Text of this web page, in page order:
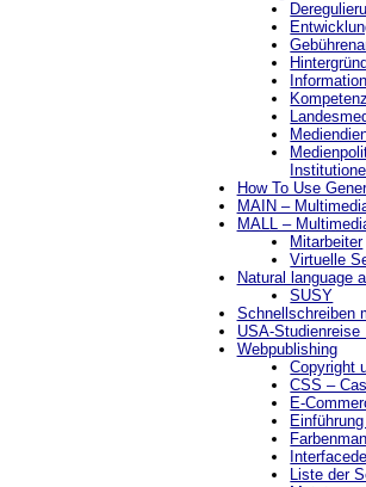
How To Use
MAIN –
MALL –
Mitarbeiter
Virtuelle
Natural language
SUSY
Schnellschreiben
USA-Studienreise
Webpublishing
Copyright
CSS –
E-
Liste der